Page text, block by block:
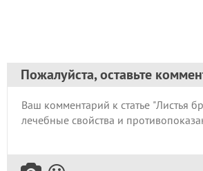
Пожалуйста, оставьте